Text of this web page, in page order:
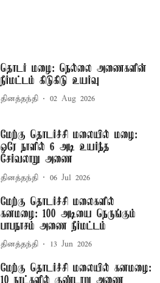
தொடர் மழை: நெல்லை அணைகளின்
நீர்மட்டம் கிடுகிடு உயர்வு
தினத்தந்தி 02 Aug 2026
மேற்கு தொடர்ச்சி மலையில் மழை:
ஒரே நாளில் 6 அடி உயர்ந்த
சேர்வலாறு அணை
தினத்தந்தி 06 Jul 2026
மேற்கு தொடர்ச்சி மலைகளில்
கனமழை: 100 அடியை நெருங்கும்
பாபநாசம் அணை நீர்மட்டம்
தினத்தந்தி 13 Jun 2026
மேற்கு தொடர்ச்சி மலையில் கனமழை: